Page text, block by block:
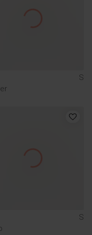
S
S